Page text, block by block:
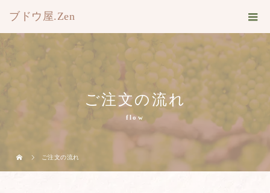
ブドウ屋.Zen
ご注文の流れ
flow
ご注文の流れ